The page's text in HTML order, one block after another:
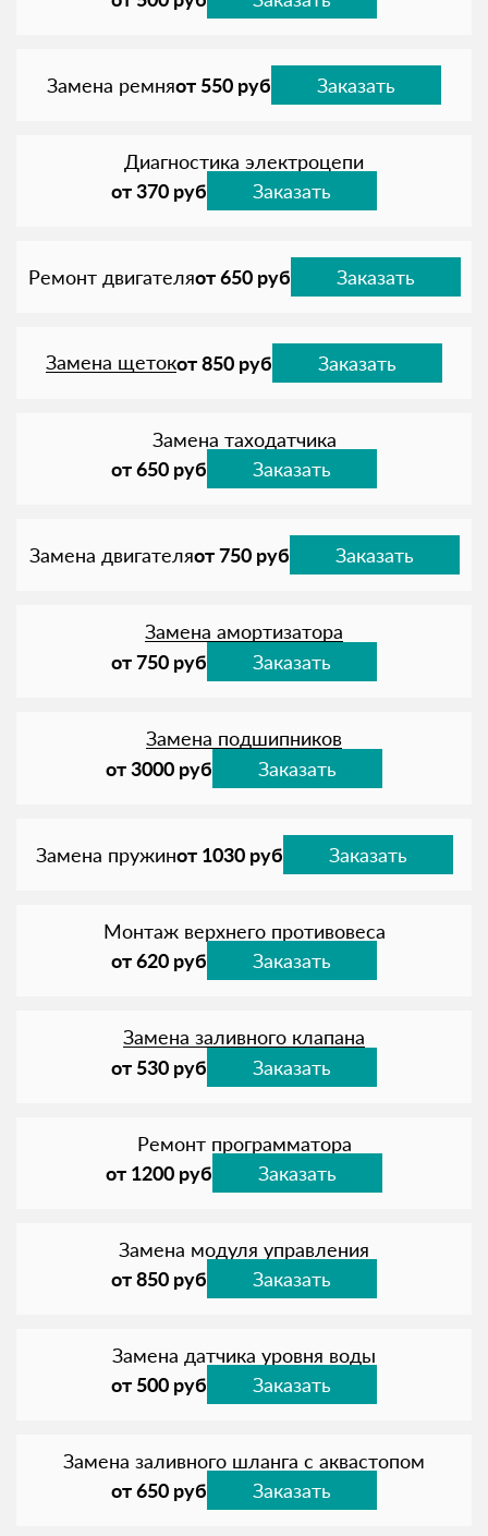
Замена ремняот 550 руб Заказать
Диагностика электроцепи
от 370 руб
Заказать
Ремонт двигателяот 650 руб Заказать
Замена щетокот 850 руб Заказать
Замена таходатчика
от 650 руб
Заказать
Замена двигателяот 750 руб Заказать
Замена амортизатора
от 750 руб
Заказать
Замена подшипников
от 3000 руб
Заказать
Замена пружинот 1030 руб Заказать
Монтаж верхнего противовеса
от 620 руб
Заказать
Замена заливного клапана
от 530 руб
Заказать
Ремонт программатора
от 1200 руб
Заказать
Замена модуля управления
от 850 руб
Заказать
Замена датчика уровня воды
от 500 руб
Заказать
Замена заливного шланга с аквастопом
от 650 руб
Заказать